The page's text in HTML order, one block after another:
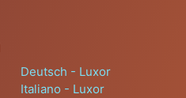
Deutsch - Luxor
Italiano - Luxor